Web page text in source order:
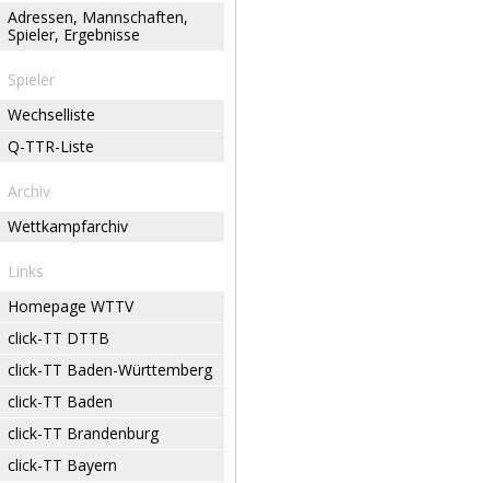
Adressen, Mannschaften,
Spieler, Ergebnisse
Spieler
Wechselliste
Q-TTR-Liste
Archiv
Wettkampfarchiv
Links
Homepage WTTV
click-TT DTTB
click-TT Baden-Württemberg
click-TT Baden
click-TT Brandenburg
click-TT Bayern